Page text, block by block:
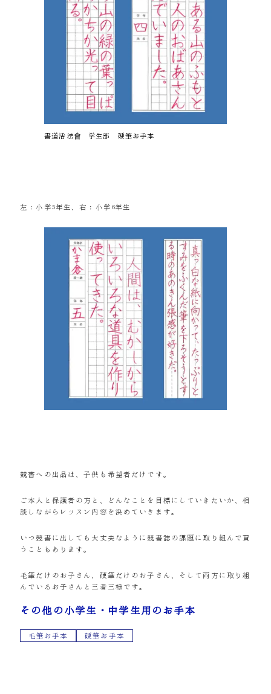
書道活法會 学生部 硬筆お手本
左：小学5年生、右：小学6年生
競書への出品は、子供も希望者だけです。
ご本人と保護者の方と、どんなことを目標にしていきたいか、相
談しながらレッスン内容を決めていきます。
いつ競書に出しても大丈夫なように競書誌の課題に取り組んで貰
うこともあります。
毛筆だけのお子さん、硬筆だけのお子さん、そして両方に取り組
んでいるお子さんと三者三様です。
その他の小学生・中学生用のお手本
毛筆お手本 硬筆お手本